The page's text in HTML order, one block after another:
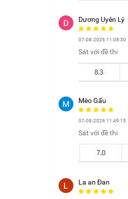
Dương Uyên Lý
07-08-2026 11:08:30
Sát với đề thi
Mèo Gấu
07-08-2026 11:49:15
Sát với đề thi
La an Đan